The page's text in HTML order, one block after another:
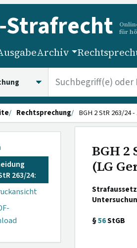
Strafrecht
für
Archiv
Rechtsprechung BGH 2 StR 263/24
263/24:
BGH 2
(LG
§56StGB